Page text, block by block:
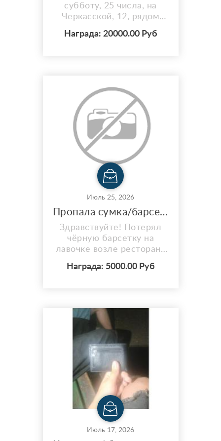
субботу, 25 числа, на
Черкасской, 12, рядом
Оранжевый, 10 литров, в
Награда: 20000.00 Руб
Июль 25, 2026
Пропала сумка/барсетка улица 50 лет влксм на лавочке возле ресторан chico
Здравствуйте! Потерял
чёрную барсетку на
лавочке возле ресторана
лет влксм 15а. В сумке
наберите по данному
номеру 89283656699.
Награда: 5000.00 Руб
Июль 17, 2026